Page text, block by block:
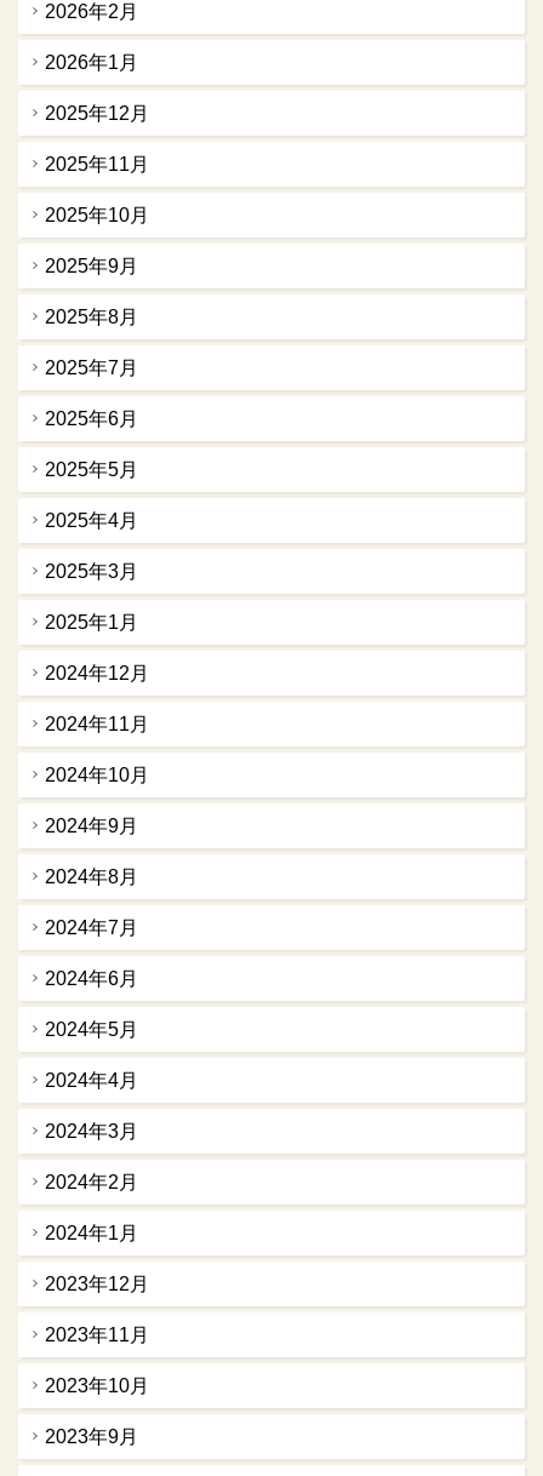
2026年2月
2026年1月
2025年12月
2025年11月
2025年10月
2025年9月
2025年8月
2025年7月
2025年6月
2025年5月
2025年4月
2025年3月
2025年1月
2024年12月
2024年11月
2024年10月
2024年9月
2024年8月
2024年7月
2024年6月
2024年5月
2024年4月
2024年3月
2024年2月
2024年1月
2023年12月
2023年11月
2023年10月
2023年9月